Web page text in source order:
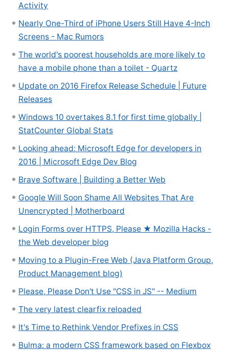
Activity
Nearly One-Third of iPhone Users Still Have 4-Inch
Screens - Mac Rumors
The world's poorest households are more likely to
have a mobile phone than a toilet - Quartz
Update on 2016 Firefox Release Schedule | Future
Releases
Windows 10 overtakes 8.1 for first time globally |
StatCounter Global Stats
Looking ahead: Microsoft Edge for developers in
2016 | Microsoft Edge Dev Blog
Brave Software | Building a Better Web
Google Will Soon Shame All Websites That Are
Unencrypted | Motherboard
Login Forms over HTTPS, Please ★ Mozilla Hacks -
the Web developer blog
Moving to a Plugin-Free Web (Java Platform Group,
Product Management blog)
Please, Please Don't Use "CSS in JS" -- Medium
The very latest clearfix reloaded
It's Time to Rethink Vendor Prefixes in CSS
Bulma: a modern CSS framework based on Flexbox